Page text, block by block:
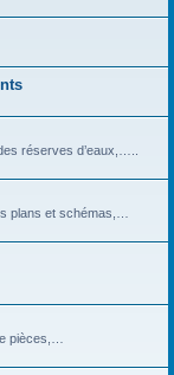
réserves d’eaux,…..
plans et schémas,…
pièces,…